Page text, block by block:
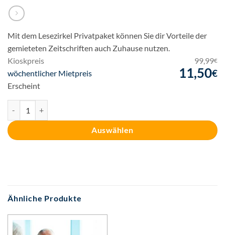
Mit dem Lesezirkel Privatpaket können Sie dir Vorteile der
gemieteten Zeitschriften auch Zuhause nutzen.
Kioskpreis
99,99€
Ursprünglicher
Preis
war:
99,99€
wöchentlicher Mietpreis 11,50€
Aktueller
Preis
ist:
11,50€.
Erscheint
Auswählen
Ähnliche Produkte